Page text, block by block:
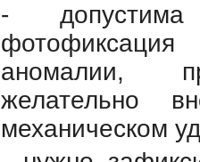
- допустима
аномалии,
желательно
механическом